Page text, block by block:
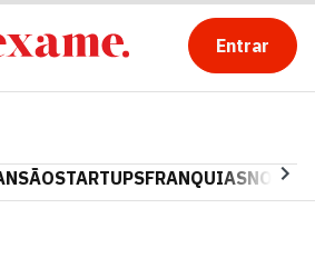
Entrar
STARTUPSFRANQUIAS